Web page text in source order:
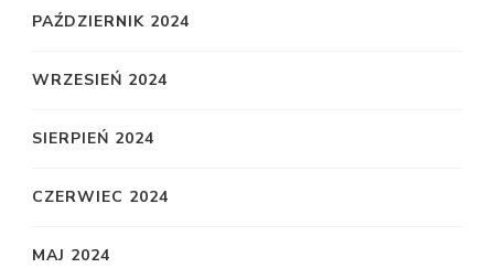
PAŹDZIERNIK 2024
WRZESIEŃ 2024
SIERPIEŃ 2024
CZERWIEC 2024
MAJ 2024